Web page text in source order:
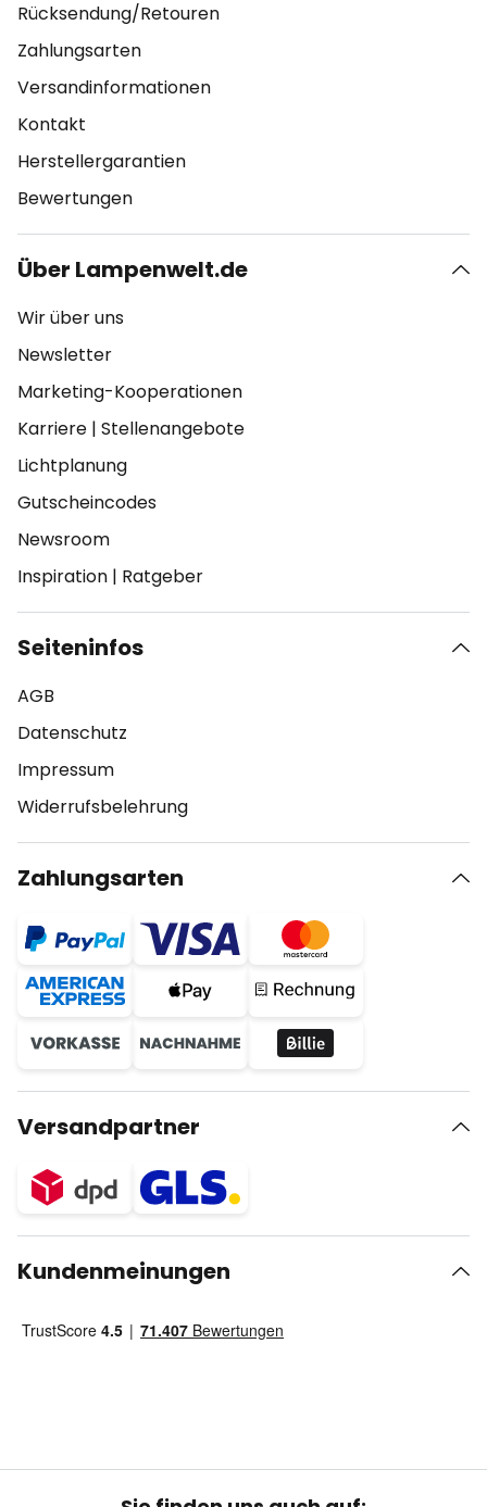
Rücksendung/Retouren
Zahlungsarten
Versandinformationen
Kontakt
Herstellergarantien
Bewertungen
Über Lampenwelt.de
Wir über uns
Newsletter
Marketing-Kooperationen
Karriere | Stellenangebote
Lichtplanung
Gutscheincodes
Newsroom
Inspiration | Ratgeber
Seiteninfos
AGB
Datenschutz
Impressum
Widerrufsbelehrung
Zahlungsarten
Versandpartner
Kundenmeinungen